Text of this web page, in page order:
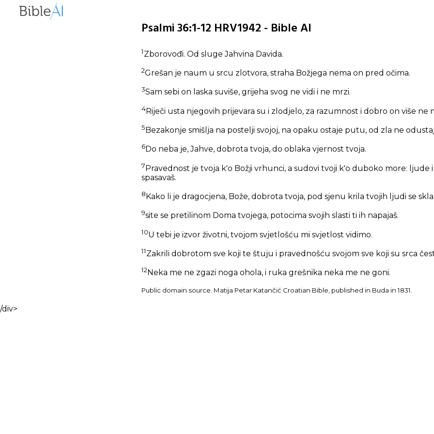
Psalmi 36:1-12 HRV1942 - Bible AI
1Zborovođi. Od sluge Jahvina Davida.
2Grešan je naum u srcu zlotvora, straha Božjega nema on pred očima.
3Sam sebi on laska suviše, grijeha svog ne vidi i ne mrzi.
4Riječi usta njegovih prijevara su i zlodjelo, za razumnost i dobro on više ne
5 Bezakonje smišlja na postelji svojoj, na opaku ostaje putu, od zla ne
6Do neba je, Jahve, dobrota tvoja, do oblaka vjernost tvoja.
7Pravednost je tvoja k'o Božji vrhunci, a sudovi tvoji k'o duboko more: ljude
spasavaš.
8 Kako li je dragocjena, Bože, dobrota tvoja, pod sjenu krila tvojih ljudi se
9site se pretilinom Doma tvojega, potocima svojih slasti ti ih napajaš.
10U tebi je izvor životni, tvojom svjetlošću mi svjetlost vidimo.
11Zakrili dobrotom sve koji te štuju i pravednošću svojom sve koji su srca
12Neka me ne zgazi noga ohola, i ruka grešnika neka me ne goni.
Public domain source. Matija Petar Katančić Croatian Bible, published in Buda in 1831.
/div>